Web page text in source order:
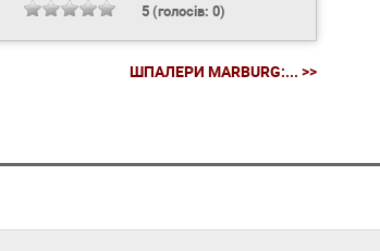
5(голосів: 0)
ШПАЛЕРИ MARBURG:... >>